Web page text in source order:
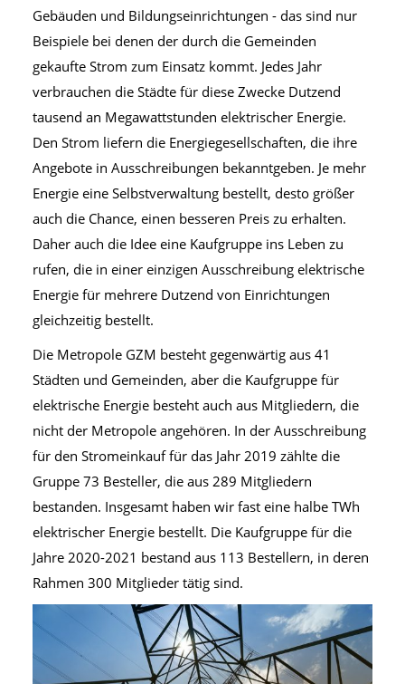
Gebäuden und Bildungseinrichtungen - das sind nur
Beispiele bei denen der durch die Gemeinden
gekaufte Strom zum Einsatz kommt. Jedes Jahr
verbrauchen die Städte für diese Zwecke Dutzend
tausend an Megawattstunden elektrischer Energie.
Den Strom liefern die Energiegesellschaften, die ihre
Angebote in Ausschreibungen bekanntgeben. Je mehr
Energie eine Selbstverwaltung bestellt, desto größer
auch die Chance, einen besseren Preis zu erhalten.
Daher auch die Idee eine Kaufgruppe ins Leben zu
rufen, die in einer einzigen Ausschreibung elektrische
Energie für mehrere Dutzend von Einrichtungen
gleichzeitig bestellt.
Die Metropole GZM besteht gegenwärtig aus 41
Städten und Gemeinden, aber die Kaufgruppe für
elektrische Energie besteht auch aus Mitgliedern, die
nicht der Metropole angehören. In der Ausschreibung
für den Stromeinkauf für das Jahr 2019 zählte die
Gruppe 73 Besteller, die aus 289 Mitgliedern
bestanden. Insgesamt haben wir fast eine halbe TWh
elektrischer Energie bestellt. Die Kaufgruppe für die
Jahre 2020-2021 bestand aus 113 Bestellern, in deren
Rahmen 300 Mitglieder tätig sind.